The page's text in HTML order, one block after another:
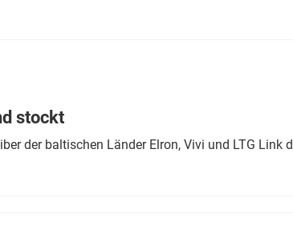
stockt
der baltischen Länder Elron, Vivi und LTG Link